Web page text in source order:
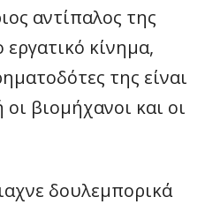
αντίπαλος της
κίνημα,
της είναι
βιομήχανοι και οι
δουλεμπορικά